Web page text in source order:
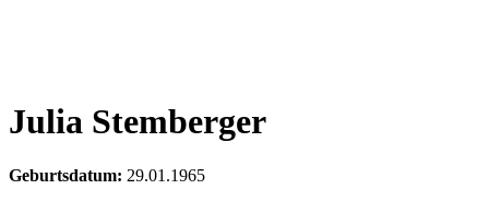
Julia Stemberger
Geburtsdatum: 29.01.1965